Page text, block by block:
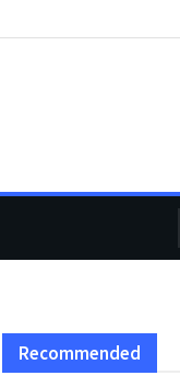
Recommended